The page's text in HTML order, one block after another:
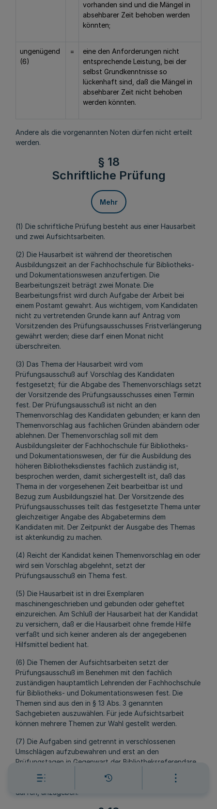
vorhanden sind und die Mängel in
absehbarer Zeit behoben werden
könnten;
ungenügend
(6)
=
eine den Anforderungen nicht
entsprechende Leistung, bei der
selbst Grundkenntnisse so
lückenhaft sind, daß die Mängel in
absehbarer Zeit nicht behoben
werden könnten.
Andere als die vorgenannten Noten dürfen nicht erteilt
werden.
§ 18
Schriftliche Prüfung
Mehr
(1) Die schriftliche Prüfung besteht aus einer Hausarbeit
und zwei Aufsichtsarbeiten.
(2) Die Hausarbeit ist während der theoretischen
Ausbildungszeit an der Fachhochschule für Bibliotheks-
und Dokumentationswesen anzufertigen. Die
Bearbeitungszeit beträgt zwei Monate. Die
Bearbeitungsfrist wird durch Aufgabe der Arbeit bei
einem Postamt gewahrt. Aus wichtigem, vom Kandidaten
nicht zu vertretenden Grunde kann auf Antrag vom
Vorsitzenden des Prüfungsausschusses Fristverlängerung
gewährt werden; diese darf einen Monat nicht
überschreiten.
(3) Das Thema der Hausarbeit wird vom
Prüfungsausschuß auf Vorschlag des Kandidaten
festgesetzt; für die Abgabe des Themenvorschlags setzt
der Vorsitzende des Prüfungsausschusses einen Termin
fest. Der Prüfungsausschuß ist nicht an den
Themenvorschlag des Kandidaten gebunden; er kann den
Themenvorschlag aus fachlichen Gründen abändern oder
ablehnen. Der Themenvorschlag soll mit dem
Ausbildungsleiter der Fachhochschule für Bibliotheks-
und Dokumentationswesen, der für die Ausbildung des
höheren Bibliotheksdienstes fachlich zuständig ist,
besprochen werden, damit sichergestellt ist, daß das
Thema in der vorgesehenen Zeit bearbeitbar ist und
Bezug zum Ausbildungsziel hat. Der Vorsitzende des
Prüfungsausschusses teilt das festgesetzte Thema unter
gleichzeitiger Angabe des Abgabetermins dem
Kandidaten mit. Der Zeitpunkt der Ausgabe des Themas
ist aktenkundig zu machen.
(4) Reicht der Kandidat keinen Themenvorschlag ein oder
wird sein Vorschlag abgelehnt, setzt der
Prüfungsausschuß ein Thema fest.
(5) Die Hausarbeit ist in drei Exemplaren
maschinengeschrieben und gebunden oder geheftet
einzureichen. Am Schluß der Hausarbeit hat der Kandidat
zu versichern, daß er die Hausarbeit ohne fremde Hilfe
verfaßt und sich keiner anderen als der angegebenen
Hilfsmittel bedient hat.
(6) Die Themen der Aufsichtsarbeiten setzt der
Prüfungsausschuß im Benehmen mit den fachlich
zuständigen hauptamtlich Lehrenden der Fachhochschule
für Bibliotheks- und Dokumentationswesen fest. Die
Themen sind aus den in § 13 Abs. 3 genannten
Sachgebieten auszuwählen. Für jede Aufsichtsarbeit
können mehrere Themen zur Wahl gestellt werden.
(7) Die Aufgaben sind getrennt in verschlossenen
Umschlägen aufzubewahren und erst an den
Prüfungstagen in Gegenwart der Bibliotheksreferendare
zu öffnen. Für jede Aufgabe sind die Zeit, in der sie zu
lösen ist, sowie die Hilfsmittel, die benutzt werden
dürfen, anzugeben.